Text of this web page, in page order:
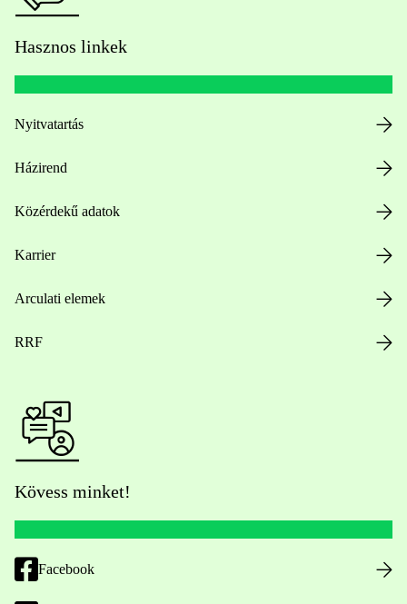
Hasznos linkek
Nyitvatartás
Házirend
Közérdekű adatok
Karrier
Arculati elemek
RRF
Kövess minket!
Facebook